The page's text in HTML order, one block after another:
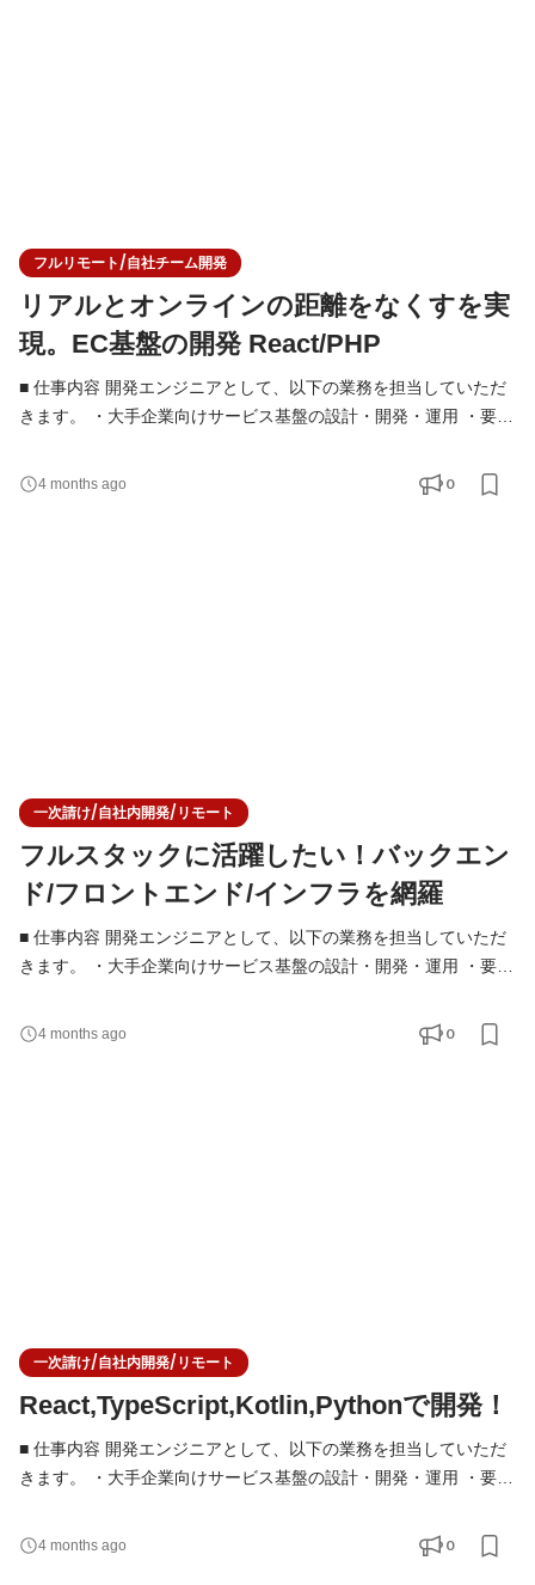
フルリモート/自社チーム開発
リアルとオンラインの距離をなくすを実
現。EC基盤の開発 React/PHP
■ 仕事内容 開発エンジニアとして、以下の業務を担当していただ
きます。 ・大手企業向けサービス基盤の設計・開発・運用 ・要件
／バックエンド／インフラを横断した開発 ・技術選定やアーキテ
クチャ設計への関与 ・チームでの設計レビュー・コードレビュー
4 months ago 0
一次請け/自社内開発/リモート
フルスタックに活躍したい！バックエン
ド/フロントエンド/インフラを網羅
■ 仕事内容 開発エンジニアとして、以下の業務を担当していただ
きます。 ・大手企業向けサービス基盤の設計・開発・運用 ・要件
／バックエンド／インフラを横断した開発 ・技術選定やアーキテ
クチャ設計への関与 ・チームでの設計レビュー・コードレビュー
4 months ago 0
一次請け/自社内開発/リモート
React,TypeScript,Kotlin,Pythonで開発！
■ 仕事内容 開発エンジニアとして、以下の業務を担当していただ
きます。 ・大手企業向けサービス基盤の設計・開発・運用 ・要件
／バックエンド／インフラを横断した開発 ・技術選定やアーキテ
クチャ設計への関与 ・チームでの設計レビュー・コードレビュー
4 months ago 0